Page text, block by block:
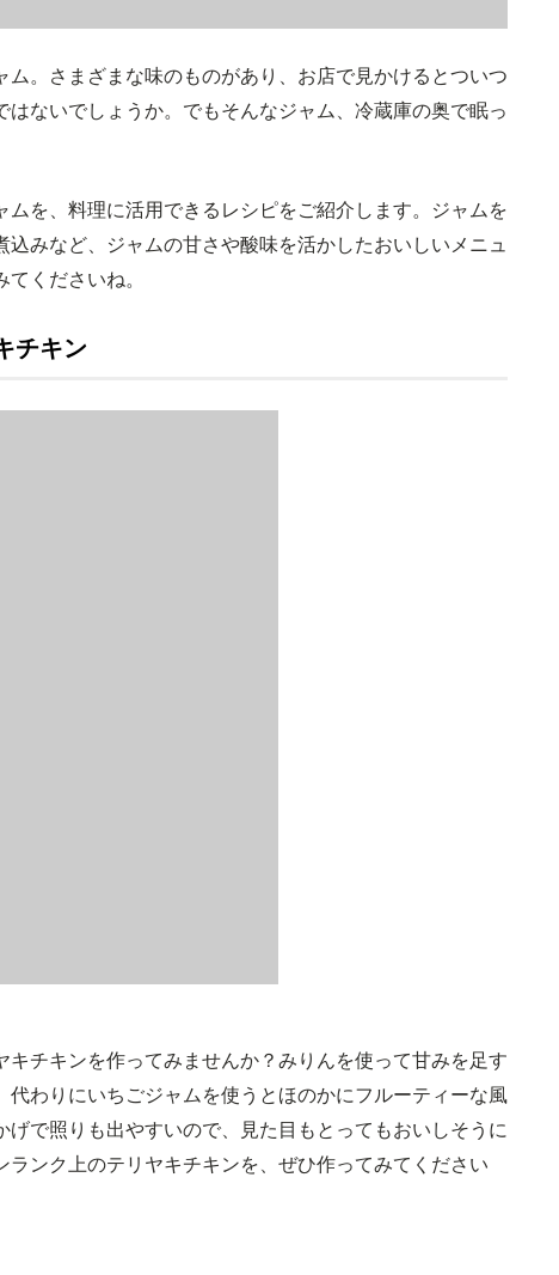
。さまざまな味のものがあり、お店で見かけるとついつ
ないでしょうか。でもそんなジャム、冷蔵庫の奥で眠っ
を、料理に活用できるレシピをご紹介します。ジャムを
みなど、ジャムの甘さや酸味を活かしたおいしいメニュ
くださいね。
チキン
チキンを作ってみませんか？みりんを使って甘みを足す
代わりにいちごジャムを使うとほのかにフルーティーな風
で照りも出やすいので、見た目もとってもおいしそうに
ンク上のテリヤキチキンを、ぜひ作ってみてください